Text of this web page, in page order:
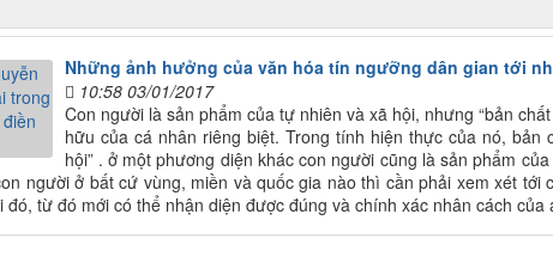
Những ảnh hưởng của văn hóa tín ngưỡng dân gian tới
10:58 03/01/2017
Con người là sản phẩm của tự nhiên và xã hội, nhưng “bản
hữu của cá nhân riêng biệt. Trong tính hiện thực của nó,
hội” . ở một phương diện khác con người cũng là sản phẩm
người ở bất cứ vùng, miền và quốc gia nào thì cần phải xem xét
đó, từ đó mới có thể nhận diện được đúng và chính xác nhân cách của